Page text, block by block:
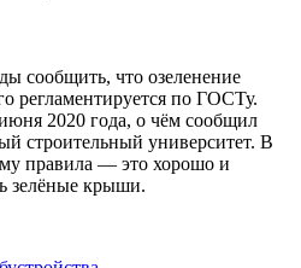
сообщить, что озеленение
регламентируется по ГОСТу.
2020 года, о чём сообщил
строительный университет. В
правила — это хорошо и
зелёные крыши.